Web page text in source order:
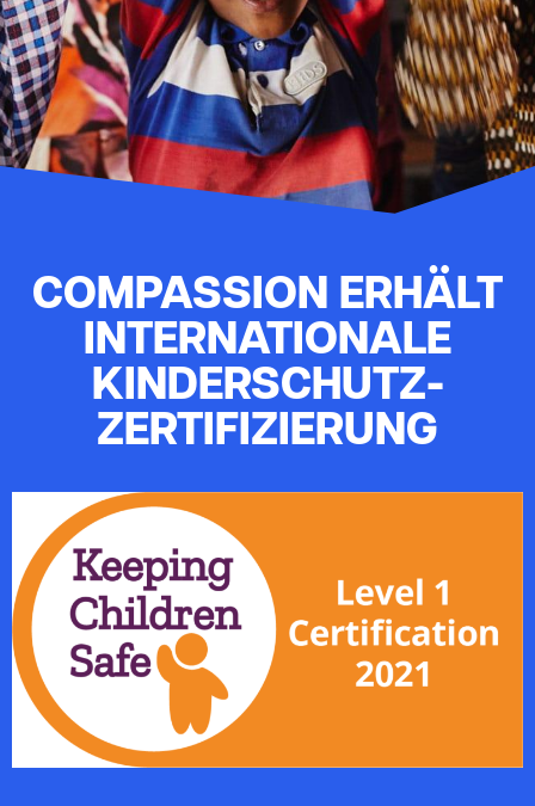
COMPASSION ERHÄLT
INTERNATIONALE
KINDERSCHUTZ-
ZERTIFIZIERUNG